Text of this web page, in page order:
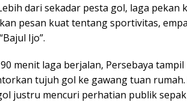
dari sekadar pesta gol, laga pekan
pesan kuat tentang sportivitas,
Ijo”.
menit laga berjalan, Persebaya
tujuh gol ke gawang tuan
justru mencuri perhatian publik